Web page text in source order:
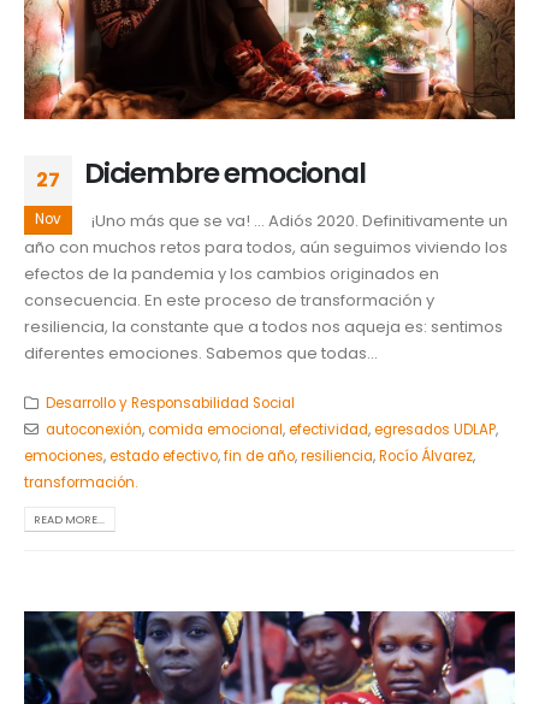
27
Nov
Diciembre emocional
¡Uno más que se va! … Adiós 2020. Definitivamente un
año con muchos retos para todos, aún seguimos viviendo los
efectos de la pandemia y los cambios originados en
consecuencia. En este proceso de transformación y
resiliencia, la constante que a todos nos aqueja es: sentimos
diferentes emociones. Sabemos que todas...
Desarrollo y Responsabilidad Social
autoconexión,comida emocional,efectividad,egresados UDLAP,
emociones,estado efectivo,fin de año,resiliencia,Rocío Álvarez,
transformación.
READ MORE...